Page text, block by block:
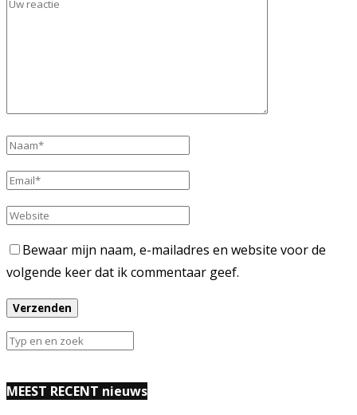
Bewaar mijn naam, e-mailadres en website voor de
volgende keer dat ik commentaar geef.
MEEST RECENT nieuws